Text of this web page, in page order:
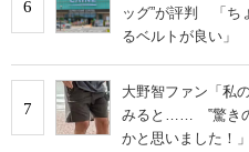
6
ッグ”が評判 「ち
るベルトが良い」
7
大野智ファン「私
みると…… ‟驚きの
かと思いました！」